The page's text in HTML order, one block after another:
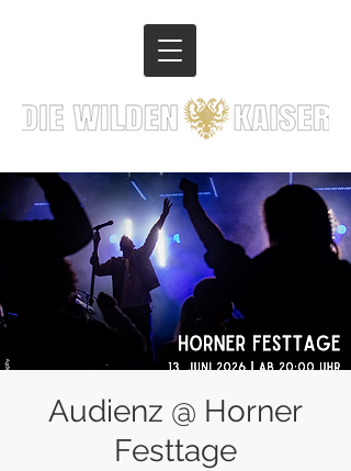
Audienz @ Horner
Festtage